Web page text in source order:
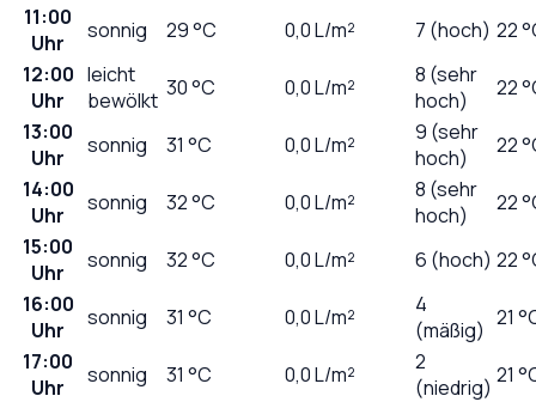
11:00
Uhr
sonnig 29°C 0,0L/m² 7 (hoch) 22
12:00
Uhr
leicht
bewölkt 30°C 0,0L/m²
8 (sehr
hoch)
22
13:00
Uhr
sonnig 31 °C 0,0L/m²
9 (sehr
hoch)
22
14:00
Uhr
sonnig 32°C 0,0L/m²
8 (sehr
hoch)
22
15:00
Uhr
sonnig 32°C 0,0L/m² 6 (hoch) 22
16:00
Uhr
sonnig 31 °C 0,0L/m²
4
(mäßig) 21
17:00
Uhr
sonnig 31 °C 0,0L/m²
2
(niedrig) 21